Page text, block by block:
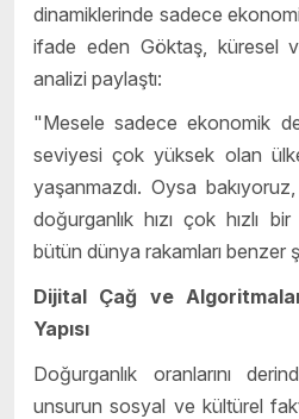
dinamiklerinde sadece
ifade eden Göktaş, küresel
analizi paylaştı:
"Mesele sadece ekonomik
seviyesi çok yüksek olan
yaşanmazdı. Oysa
doğurganlık hızı çok hızlı
bütün dünya rakamları benzer
Dijital Çağ ve
Yapısı
Doğurganlık oranlarını
unsurun sosyal ve kültürel